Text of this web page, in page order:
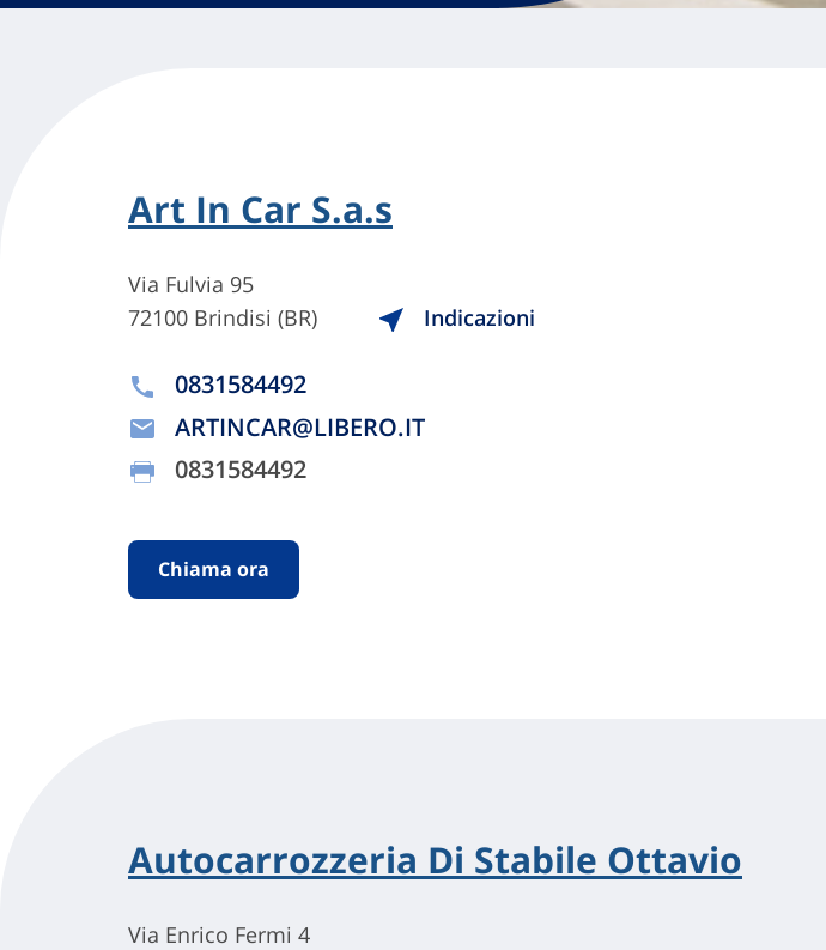
Art In Car S.a.s
Via Fulvia 95
72100 Brindisi (BR)
Indicazioni
0831584492
ARTINCAR@LIBERO.IT
0831584492
Chiama ora
Autocarrozzeria Di Stabile Ottavio
Via Enrico Fermi 4